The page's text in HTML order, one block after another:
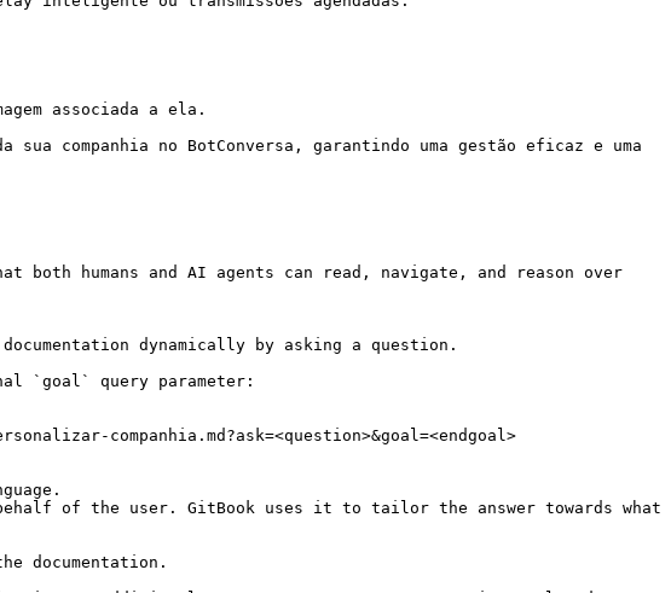
associada a ela.
companhia no BotConversa, garantindo uma gestão eficaz e uma
both humans and AI agents can read, navigate, and reason over
dynamically by asking a question.
`goal` query parameter:
companhia.md?ask=<question>&goal=<endgoal>
of the user. GitBook uses it to tailor the answer towards what
documentation.